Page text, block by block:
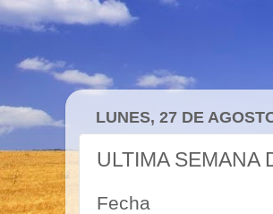
LUNES, 27 DE
ULTIMA SEMANA
Fecha 27/